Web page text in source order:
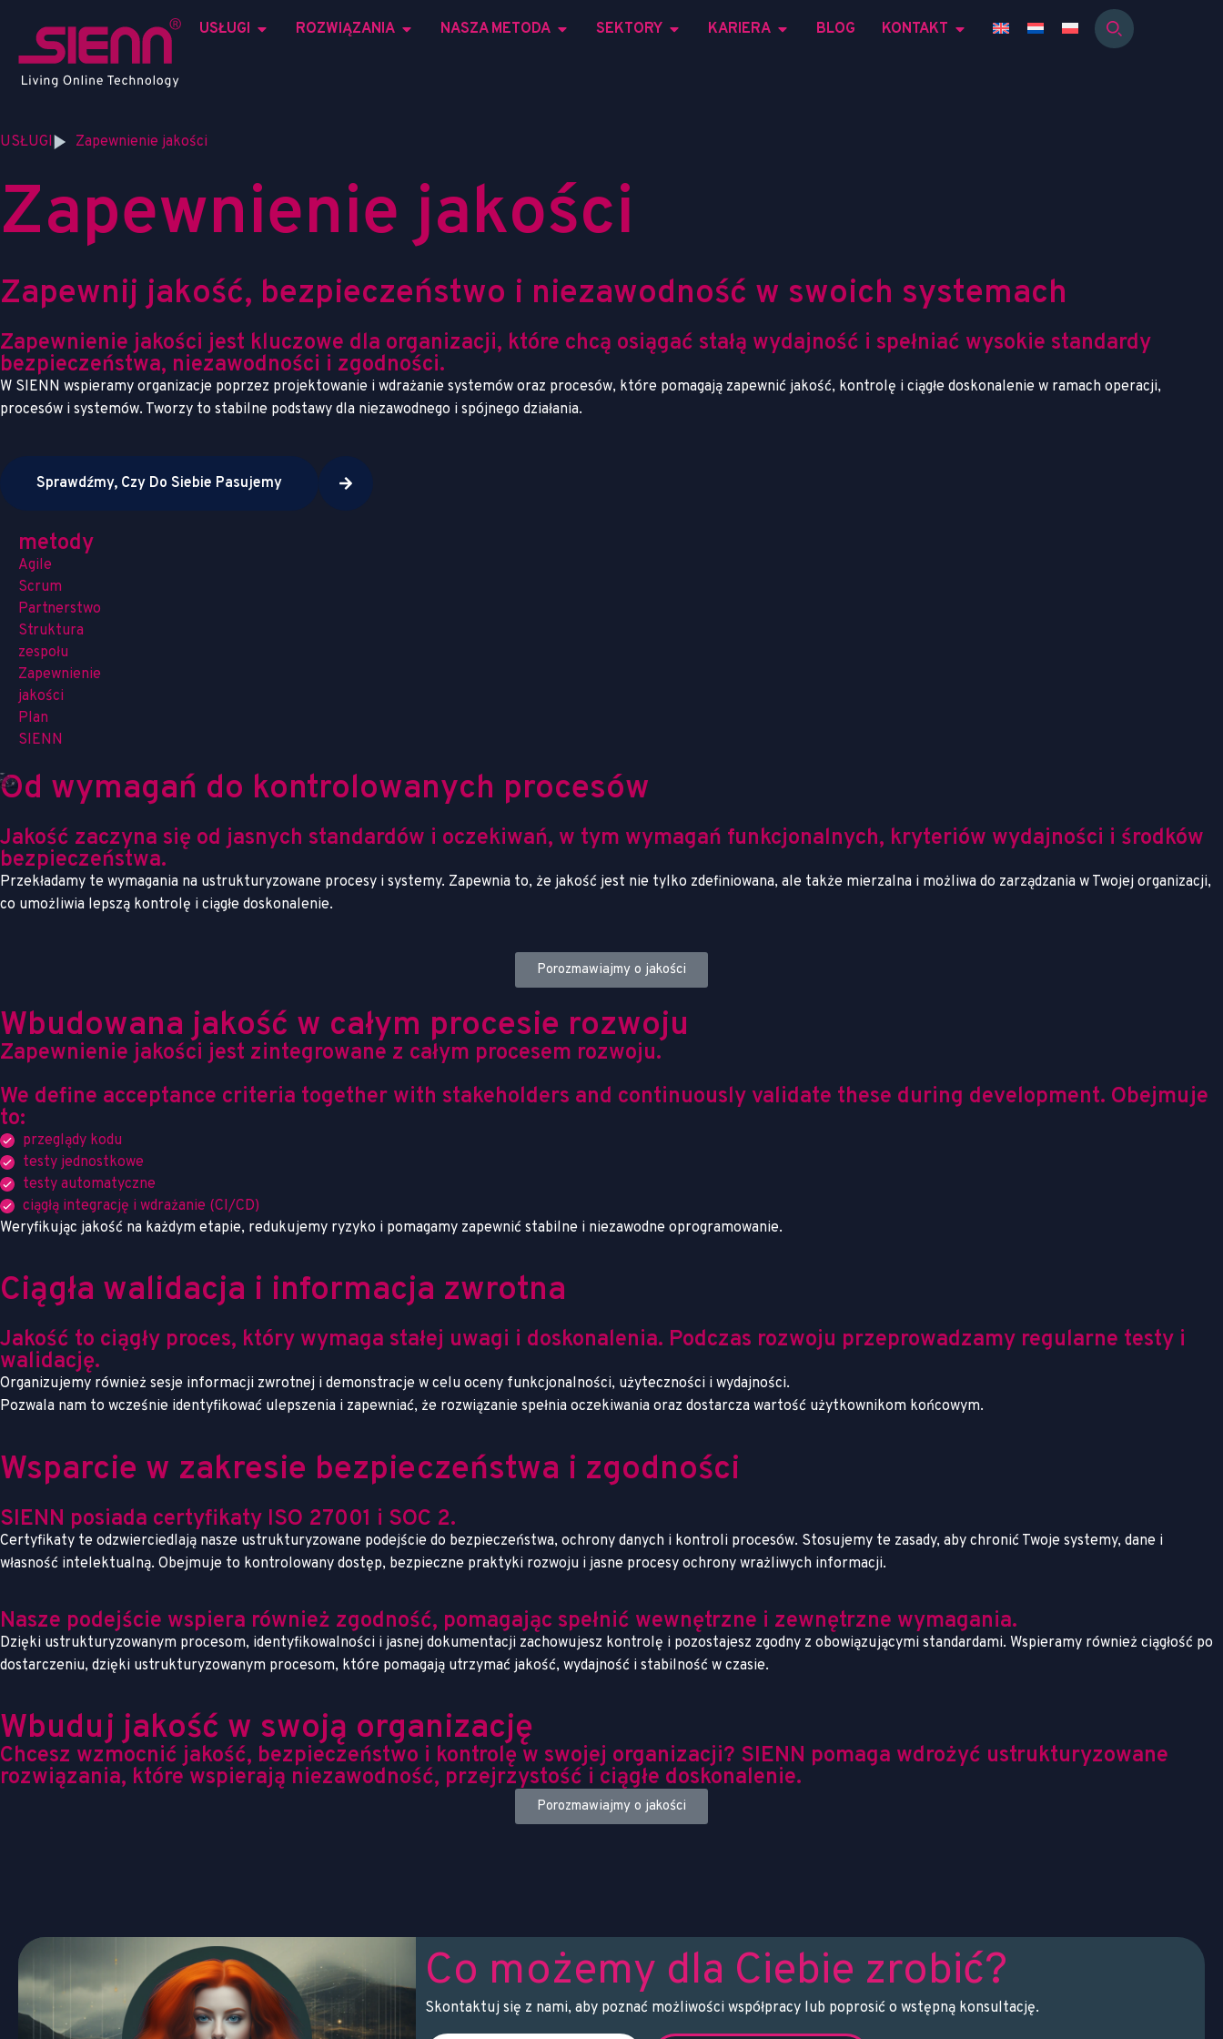
USŁUGI ROZWIĄZANIA NASZA METODA SEKTORY KARIERA BLOG KONTAKT
USŁUGI Zapewnienie jakości
Zapewnienie jakości
Zapewnij jakość, bezpieczeństwo i niezawodność w swoich systemach
Zapewnienie jakości jest kluczowe dla organizacji, które chcą osiągać stałą wydajność i spełniać wysokie standardy
bezpieczeństwa, niezawodności i zgodności.
W SIENN wspieramy organizacje poprzez projektowanie i wdrażanie systemów oraz procesów, które pomagają zapewnić jakość, kontrolę i ciągłe doskonalenie w ramach operacji,
procesów i systemów. Tworzy to stabilne podstawy dla niezawodnego i spójnego działania.
Sprawdźmy, Czy Do Siebie Pasujemy
metody
Agile
Scrum
Partnerstwo
Struktura
zespołu
Zapewnienie
jakości
Plan
SIENN
Od wymagań do kontrolowanych procesów
Jakość zaczyna się od jasnych standardów i oczekiwań, w tym wymagań funkcjonalnych, kryteriów wydajności i środków
bezpieczeństwa.
Przekładamy te wymagania na ustrukturyzowane procesy i systemy. Zapewnia to, że jakość jest nie tylko zdefiniowana, ale także mierzalna i możliwa do zarządzania w Twojej organizacji,
co umożliwia lepszą kontrolę i ciągłe doskonalenie.
Porozmawiajmy o jakości
Wbudowana jakość w całym procesie rozwoju
Zapewnienie jakości jest zintegrowane z całym procesem rozwoju.
We define acceptance criteria together with stakeholders and continuously validate these during development. Obejmuje
to:
przeglądy kodu
testy jednostkowe
testy automatyczne
ciągłą integrację i wdrażanie (CI/CD)
Weryfikując jakość na każdym etapie, redukujemy ryzyko i pomagamy zapewnić stabilne i niezawodne oprogramowanie.
Ciągła walidacja i informacja zwrotna
Jakość to ciągły proces, który wymaga stałej uwagi i doskonalenia. Podczas rozwoju przeprowadzamy regularne testy i
walidację.
Organizujemy również sesje informacji zwrotnej i demonstracje w celu oceny funkcjonalności, użyteczności i wydajności.
Pozwala nam to wcześnie identyfikować ulepszenia i zapewniać, że rozwiązanie spełnia oczekiwania oraz dostarcza wartość użytkownikom końcowym.
Wsparcie w zakresie bezpieczeństwa i zgodności
SIENN posiada certyfikaty ISO 27001 i SOC 2.
Certyfikaty te odzwierciedlają nasze ustrukturyzowane podejście do bezpieczeństwa, ochrony danych i kontroli procesów. Stosujemy te zasady, aby chronić Twoje systemy, dane i
własność intelektualną. Obejmuje to kontrolowany dostęp, bezpieczne praktyki rozwoju i jasne procesy ochrony wrażliwych informacji.
Nasze podejście wspiera również zgodność, pomagając spełnić wewnętrzne i zewnętrzne wymagania.
Dzięki ustrukturyzowanym procesom, identyfikowalności i jasnej dokumentacji zachowujesz kontrolę i pozostajesz zgodny z obowiązującymi standardami. Wspieramy również ciągłość po
dostarczeniu, dzięki ustrukturyzowanym procesom, które pomagają utrzymać jakość, wydajność i stabilność w czasie.
Wbuduj jakość w swoją organizację
Chcesz wzmocnić jakość, bezpieczeństwo i kontrolę w swojej organizacji? SIENN pomaga wdrożyć ustrukturyzowane
rozwiązania, które wspierają niezawodność, przejrzystość i ciągłe doskonalenie.
Porozmawiajmy o jakości
Co możemy dla Ciebie zrobić?
Skontaktuj się z nami, aby poznać możliwości współpracy lub poprosić o wstępną konsultację.